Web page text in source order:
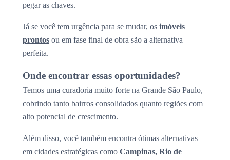
pegar as chaves.
Já se você tem urgência para se mudar, os imóveis
prontos ou em fase final de obra são a alternativa
perfeita.
Onde encontrar essas oportunidades?
Temos uma curadoria muito forte na Grande São Paulo,
cobrindo tanto bairros consolidados quanto regiões com
alto potencial de crescimento.
Além disso, você também encontra ótimas alternativas
em cidades estratégicas como Campinas, Rio de